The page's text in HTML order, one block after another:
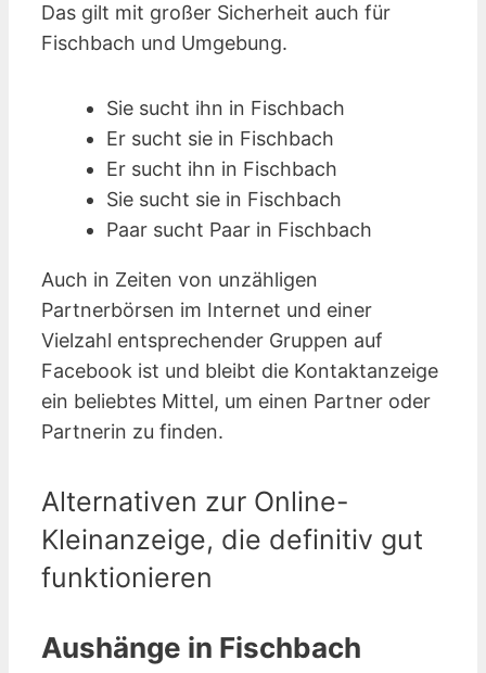
Das gilt mit großer Sicherheit auch für
Fischbach und Umgebung.
Sie sucht ihn in Fischbach
Er sucht sie in Fischbach
Er sucht ihn in Fischbach
Sie sucht sie in Fischbach
Paar sucht Paar in Fischbach
Auch in Zeiten von unzähligen
Partnerbörsen im Internet und einer
Vielzahl entsprechender Gruppen auf
Facebook ist und bleibt die Kontaktanzeige
ein beliebtes Mittel, um einen Partner oder
Partnerin zu finden.
Alternativen zur Online-
Kleinanzeige, die definitiv gut
funktionieren
Aushänge in Fischbach